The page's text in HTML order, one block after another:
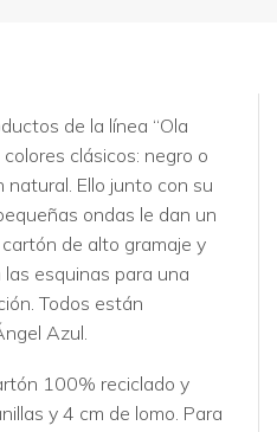
de la línea “Ola
clásicos: negro o
natural. Ello junto con su
ondas le dan un
de alto gramaje y
esquinas para una
Todos están
Azul.
100% reciclado y
y 4 cm de lomo. Para